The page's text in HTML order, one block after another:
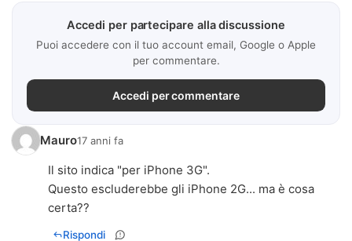
Accedi per partecipare alla discussione
Puoi accedere con il tuo account email, Google o Apple
per commentare.
Accedi per commentare
Mauro17 anni fa
Il sito indica "per iPhone 3G".
Questo escluderebbe gli iPhone 2G... ma è cosa
certa??
Rispondi